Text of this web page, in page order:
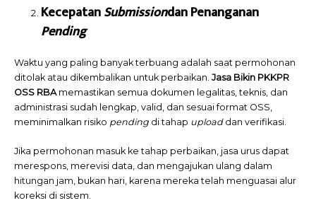
KecepatanSubmissiondan Penanganan
Pending
Waktu yang paling banyak terbuang adalah saat permohonan
ditolak atau dikembalikan untuk perbaikan. Jasa Bikin PKKPR
OSS RBAmemastikan semua dokumen legalitas, teknis, dan
administrasi sudah lengkap, valid, dan sesuai format OSS,
meminimalkan risiko pending di tahap uploaddan verifikasi.
Jika permohonan masuk ke tahap perbaikan, jasa urus dapat
merespons, merevisi data, dan mengajukan ulang dalam
hitungan jam, bukan hari, karena mereka telah menguasai alur
koreksi di sistem.